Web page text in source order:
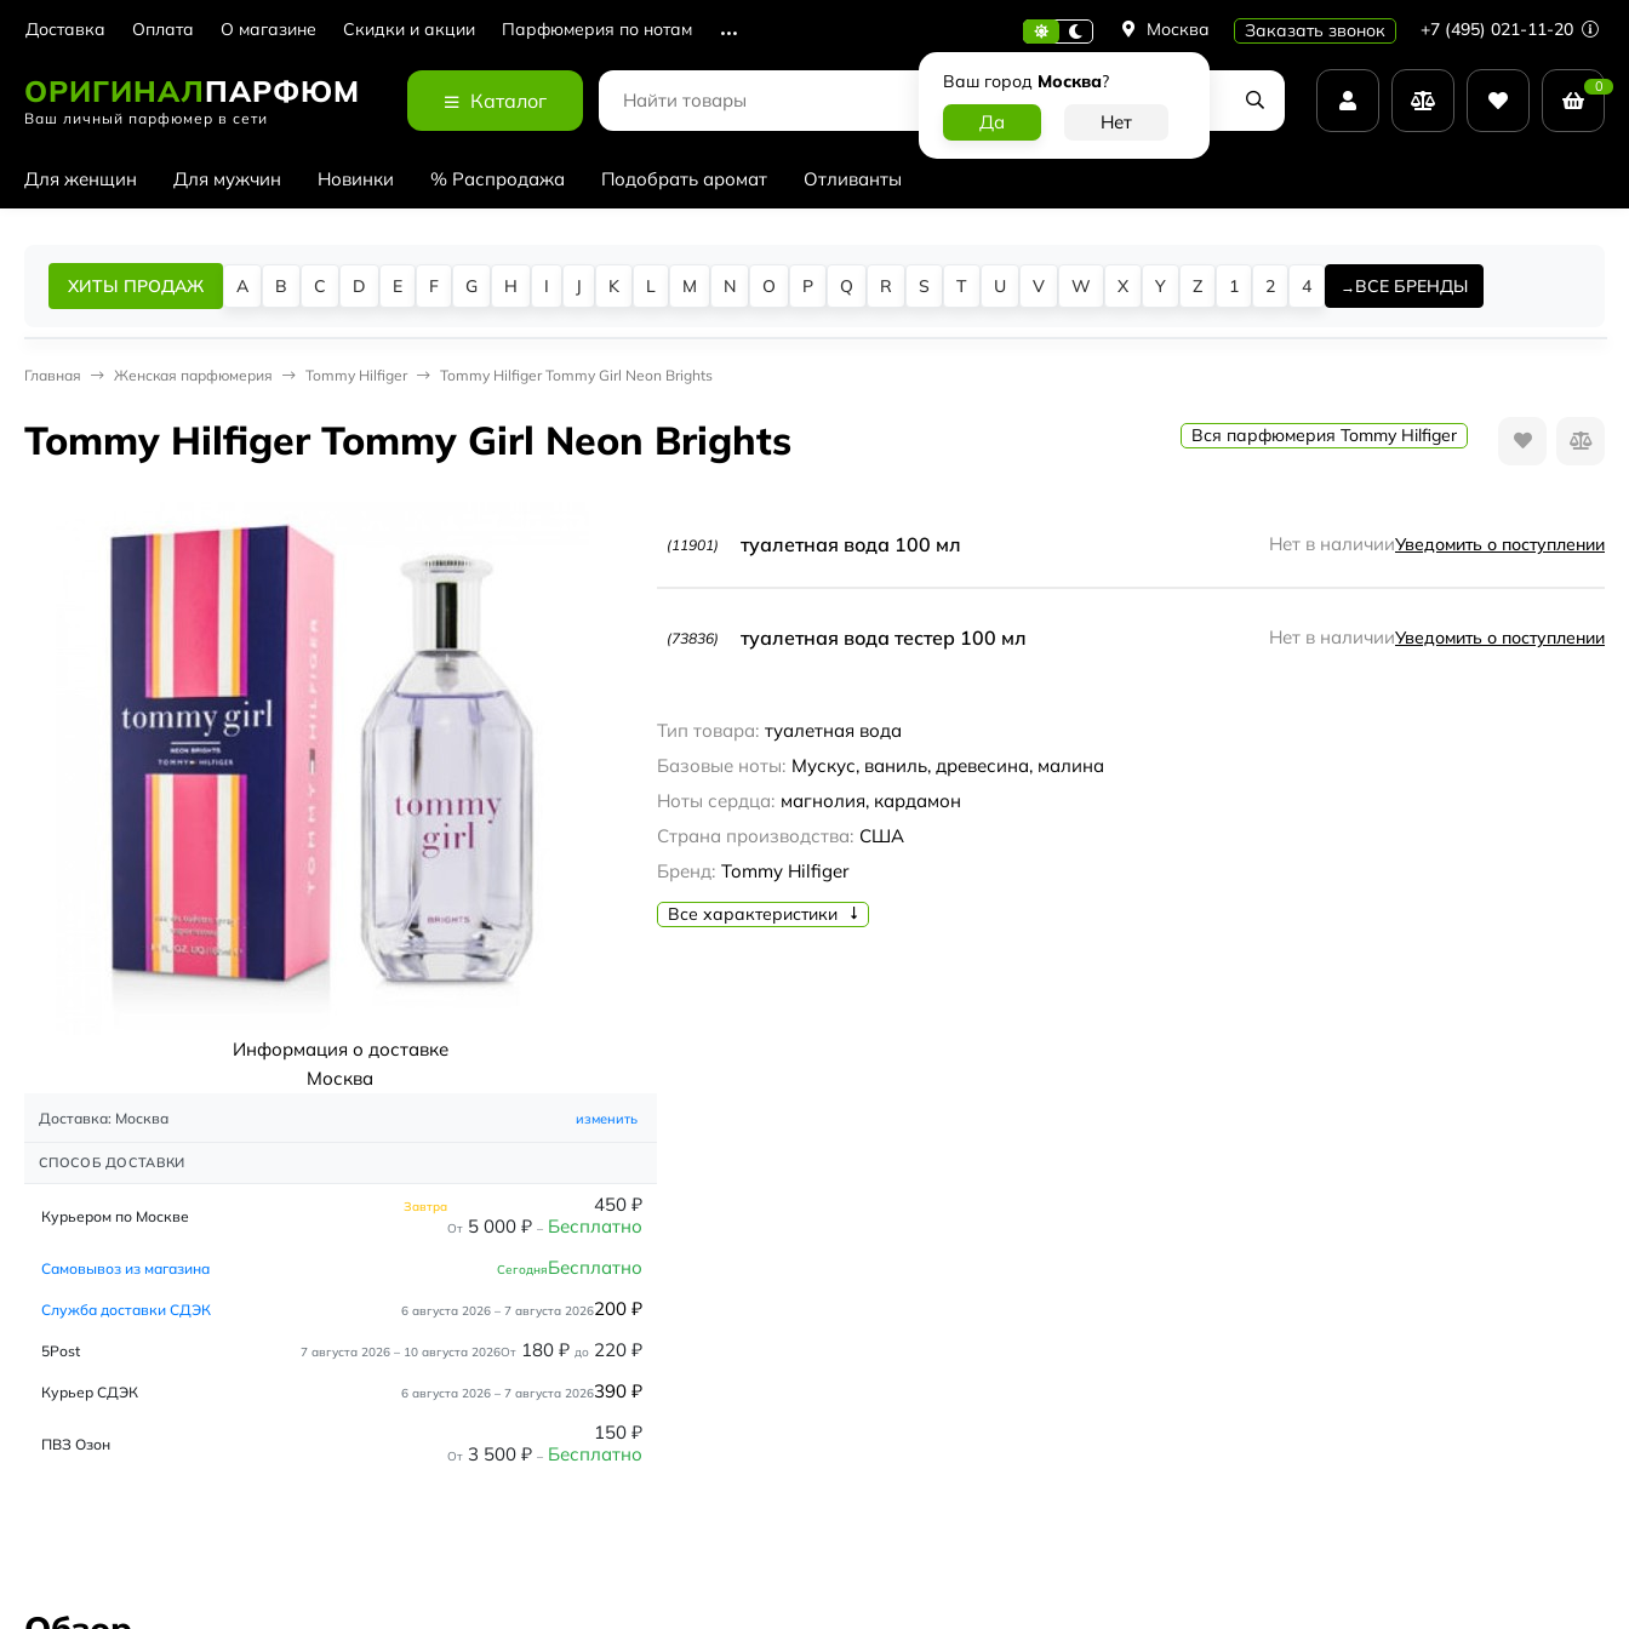
Доставка Оплата О магазине Скидки и акции Парфюмерия по нотам Москва
Ваш город Москва?
Заказать звонок +7 (495) 021-11-20
ОРИГИНАЛПАРФЮМ
Ваш личный парфюмер в сети
Каталог
0
Для женщин Для мужчин Новинки % Распродажа Подобрать аромат Отливанты
ХИТЫ ПРОДАЖ A B C D E F G H I J K L M N O P Q R S T U V W X Y Z 1 2 4 ВСЕ БРЕНДЫ
Главная Женская парфюмерия Tommy Hilfiger Tommy Hilfiger Tommy Girl Neon Brights
Tommy Hilfiger Tommy Girl Neon Brights Вся парфюмерия Tommy Hilfiger
(11901) туалетная вода 100 мл Нет в наличииУведомить о поступлении
(73836) туалетная вода тестер 100 мл Нет в наличииУведомить о поступлении
Тип товара: туалетная вода
Базовые ноты: Мускус, ваниль, древесина, малина
Ноты сердца: магнолия, кардамон
Страна производства: США
Бренд: Tommy Hilfiger
Все характеристики
Информация о доставке
Москва
Доставка: Москва изменить
СПОСОБ ДОСТАВКИ
Курьером по Москве Завтра 450 ₽
От 5 000 ₽ – Бесплатно
Самовывоз из магазина СегодняБесплатно
Служба доставки СДЭК 6 августа 2026 – 7 августа 2026200 ₽
5Post 7 августа 2026 – 10 августа 2026От 180 ₽ до 220 ₽
Курьер СДЭК 6 августа 2026 – 7 августа 2026390 ₽
ПВЗ Озон 150 ₽
От 3 500 ₽ – Бесплатно